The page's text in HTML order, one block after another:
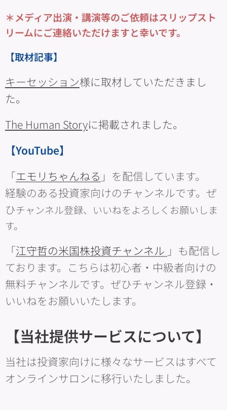
＊メディア出演・講演等のご依頼はスリップスト
リームにご連絡いただけますと幸いです。
【取材記事】
キーセッション様に取材していただきまし
た。
The Human Storyに掲載されました。
【YouTube】
「エモリちゃんねる 」を配信しています。
経験のある投資家向けのチャンネルです。ぜ
ひチャンネル登録、いいねをよろしくお願いしま
す。
「江守哲の米国株投資チャンネル 」も配信し
ております。こちらは初心者・中級者向けの
無料チャンネルです。ぜひチャンネル登録・
いいねをお願いいたします。
【当社提供サービスについて】
当社は投資家向けに様々なサービスはすべて
オンラインサロンに移行いたしました。